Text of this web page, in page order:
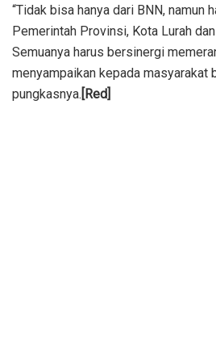
“Tidak bisa hanya dari BNN, namun
Pemerintah Provinsi, Kota Lurah
Semuanya harus bersinergi
menyampaikan kepada masyarakat
pungkasnya. [Red]